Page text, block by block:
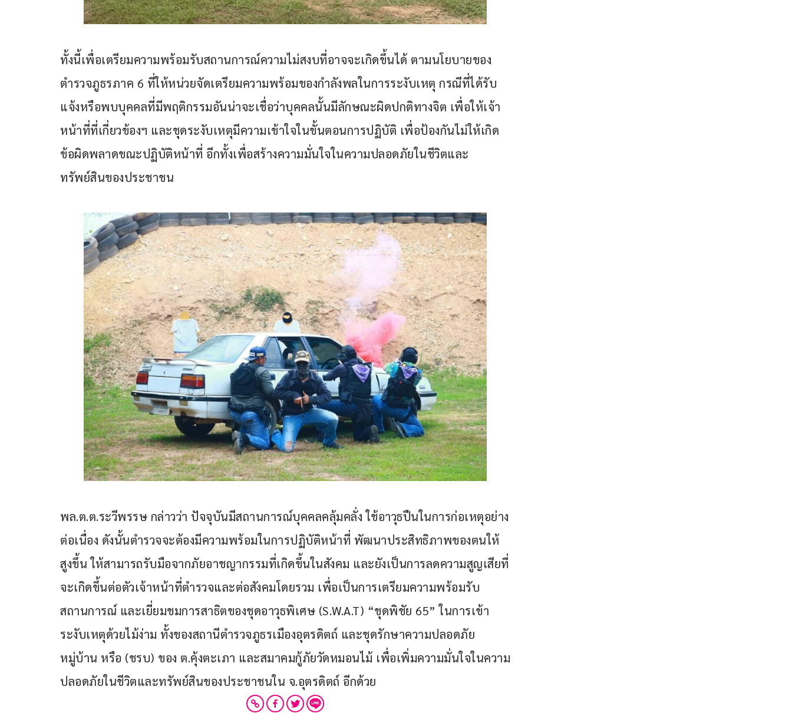
ทั้งนี้เพื่อเตรียมความพร้อมรับสถานการณ์ความไม่สงบที่อาจจะเกิดขึ้นได้ ตามนโยบายของ
ตำรวจภูธรภาค 6 ที่ให้หน่วยจัดเตรียมความพร้อมของกำลังพลในการระงับเหตุ กรณีที่ได้รับ
แจ้งหรือพบบุคคลที่มีพฤติกรรมอันน่าจะเชื่อว่าบุคคลนั้นมีลักษณะผิดปกติทางจิต เพื่อให้เจ้า
หน้าที่ที่เกี่ยวข้องฯ และชุดระงับเหตุมีความเข้าใจในขั้นตอนการปฏิบัติ เพื่อป้องกันไม่ให้เกิด
ข้อผิดพลาดขณะปฏิบัติหน้าที่ อีกทั้งเพื่อสร้างความมั่นใจในความปลอดภัยในชีวิตและ
ทรัพย์สินของประชาชน
พล.ต.ต.ระวีพรรษ กล่าวว่า ปัจจุบันมีสถานการณ์บุคคลคลุ้มคลั่ง ใช้อาวุธปืนในการก่อเหตุอย่าง
ต่อเนื่อง ดังนั้นตำรวจจะต้องมีความพร้อมในการปฏิบัติหน้าที่ พัฒนาประสิทธิภาพของตนให้
สูงขึ้น ให้สามารถรับมือจากภัยอาชญากรรมที่เกิดขึ้นในสังคม และยังเป็นการลดความสูญเสียที่
จะเกิดขึ้นต่อตัวเจ้าหน้าที่ตำรวจและต่อสังคมโดยรวม เพื่อเป็นการเตรียมความพร้อมรับ
สถานการณ์ และเยี่ยมชมการสาธิตของชุดอาวุธพิเศษ (S.W.A.T) “ชุดพิชัย 65” ในการเข้า
ระงับเหตุด้วยไม้ง่าม ทั้งของสถานีตำรวจภูธรเมืองอุตรดิตถ์ และชุดรักษาความปลอดภัย
หมู่บ้าน หรือ (ชรบ) ของ ต.คุ้งตะเภา และสมาคมกู้ภัยวัดหมอนไม้ เพื่อเพิ่มความมั่นใจในความ
ปลอดภัยในชีวิตและทรัพย์สินของประชาชนใน จ.อุตรดิตถ์ อีกด้วย